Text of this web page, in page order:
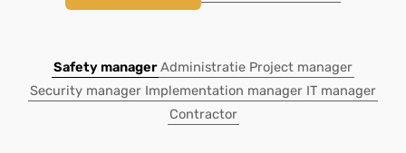
Safety manager Administratie Project manager
Security manager Implementation manager IT manager
Contractor